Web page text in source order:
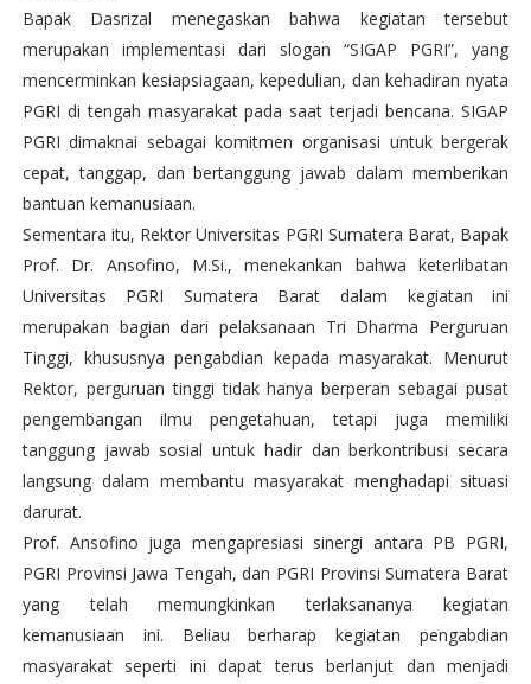
Bapak Dasrizal menegaskan bahwa kegiatan tersebut
merupakan implementasi dari slogan “SIGAP PGRI”, yang
mencerminkan kesiapsiagaan, kepedulian, dan kehadiran nyata
PGRI di tengah masyarakat pada saat terjadi bencana. SIGAP
PGRI dimaknai sebagai komitmen organisasi untuk bergerak
cepat, tanggap, dan bertanggung jawab dalam memberikan
bantuan kemanusiaan.
Sementara itu, Rektor Universitas PGRI Sumatera Barat, Bapak
Prof. Dr. Ansofino, M.Si., menekankan bahwa keterlibatan
Universitas PGRI Sumatera Barat dalam kegiatan ini
merupakan bagian dari pelaksanaan Tri Dharma Perguruan
Tinggi, khususnya pengabdian kepada masyarakat. Menurut
Rektor, perguruan tinggi tidak hanya berperan sebagai pusat
pengembangan ilmu pengetahuan, tetapi juga memiliki
tanggung jawab sosial untuk hadir dan berkontribusi secara
langsung dalam membantu masyarakat menghadapi situasi
darurat.
Prof. Ansofino juga mengapresiasi sinergi antara PB PGRI,
PGRI Provinsi Jawa Tengah, dan PGRI Provinsi Sumatera Barat
yang telah memungkinkan terlaksananya kegiatan
kemanusiaan ini. Beliau berharap kegiatan pengabdian
masyarakat seperti ini dapat terus berlanjut dan menjadi